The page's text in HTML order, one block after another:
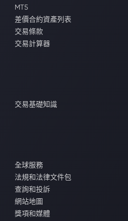
MT5
差價合約資產列表
交易條款
交易計算器
交易基礎知識
全球服務
法規和法律文件包
查詢和投訴
網站地圖
獎項和媒體